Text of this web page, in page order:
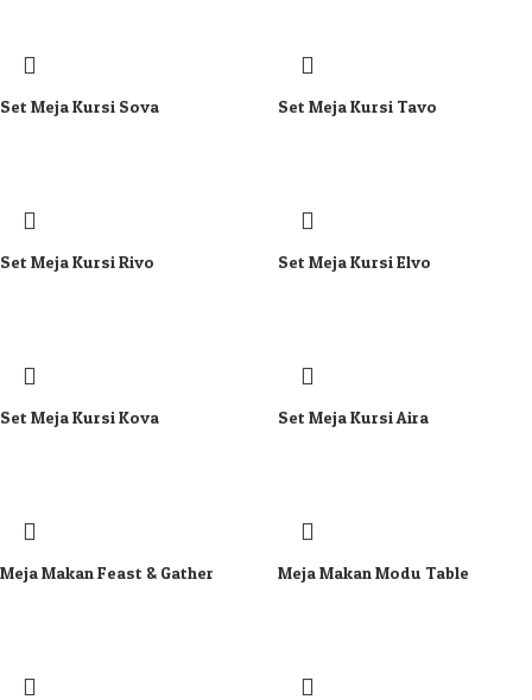
Set Meja Kursi Sova Set Meja Kursi Tavo
Set Meja Kursi Rivo Set Meja Kursi Elvo
Set Meja Kursi Kova Set Meja Kursi Aira
Meja Makan Feast & Gather Meja Makan Modu Table